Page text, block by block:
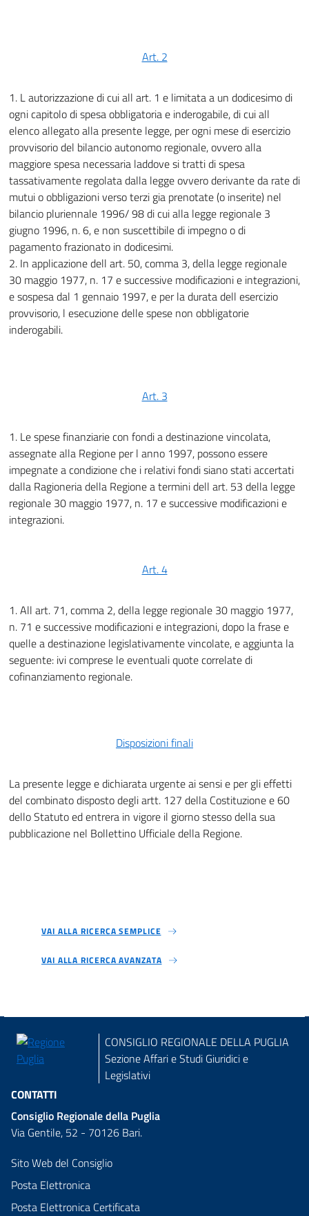
Art. 2
1. L autorizzazione di cui all art. 1 e limitata a un dodicesimo di
ogni capitolo di spesa obbligatoria e inderogabile, di cui all
elenco allegato alla presente legge, per ogni mese di esercizio
provvisorio del bilancio autonomo regionale, ovvero alla
maggiore spesa necessaria laddove si tratti di spesa
tassativamente regolata dalla legge ovvero derivante da rate di
mutui o obbligazioni verso terzi gia prenotate (o inserite) nel
bilancio pluriennale 1996/ 98 di cui alla legge regionale 3
giugno 1996, n. 6, e non suscettibile di impegno o di
pagamento frazionato in dodicesimi.
2. In applicazione dell art. 50, comma 3, della legge regionale
30 maggio 1977, n. 17 e successive modificazioni e integrazioni,
e sospesa dal 1 gennaio 1997, e per la durata dell esercizio
provvisorio, l esecuzione delle spese non obbligatorie
inderogabili.
Art. 3
1. Le spese finanziarie con fondi a destinazione vincolata,
assegnate alla Regione per l anno 1997, possono essere
impegnate a condizione che i relativi fondi siano stati accertati
dalla Ragioneria della Regione a termini dell art. 53 della legge
regionale 30 maggio 1977, n. 17 e successive modificazioni e
integrazioni.
Art. 4
1. All art. 71, comma 2, della legge regionale 30 maggio 1977,
n. 71 e successive modificazioni e integrazioni, dopo la frase e
quelle a destinazione legislativamente vincolate, e aggiunta la
seguente: ivi comprese le eventuali quote correlate di
cofinanziamento regionale.
Disposizioni finali
La presente legge e dichiarata urgente ai sensi e per gli effetti
del combinato disposto degli artt. 127 della Costituzione e 60
dello Statuto ed entrera in vigore il giorno stesso della sua
pubblicazione nel Bollettino Ufficiale della Regione.
VAI ALLA RICERCA SEMPLICE
VAI ALLA RICERCA AVANZATA
CONSIGLIO REGIONALE DELLA PUGLIA
Sezione Affari e Studi Giuridici e
Legislativi
CONTATTI
Consiglio Regionale della Puglia
Via Gentile, 52 - 70126 Bari.
Sito Web del Consiglio
Posta Elettronica
Posta Elettronica Certificata